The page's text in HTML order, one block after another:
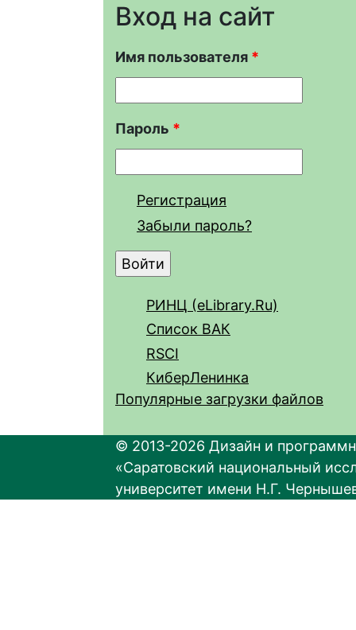
Вход на сайт
Имя пользователя *
Пароль *
Регистрация
Забыли пароль?
РИНЦ (eLibrary.Ru)
Список ВАК
RSCI
КиберЛенинка
Популярные загрузки файлов
© 2013-2026 Дизайн и
«Саратовский национальный
университет имени Н.Г.